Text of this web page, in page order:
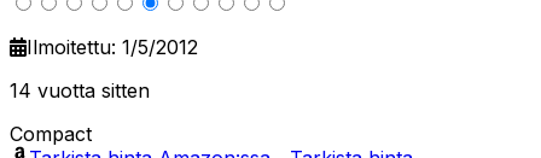
Ilmoitettu: 1/5/2012
14 vuotta sitten
Compact